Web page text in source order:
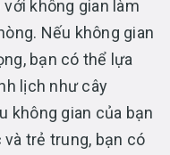
không gian làm
Nếu không gian
bạn có thể lựa
lịch như cây
không gian của bạn
trẻ trung, bạn có